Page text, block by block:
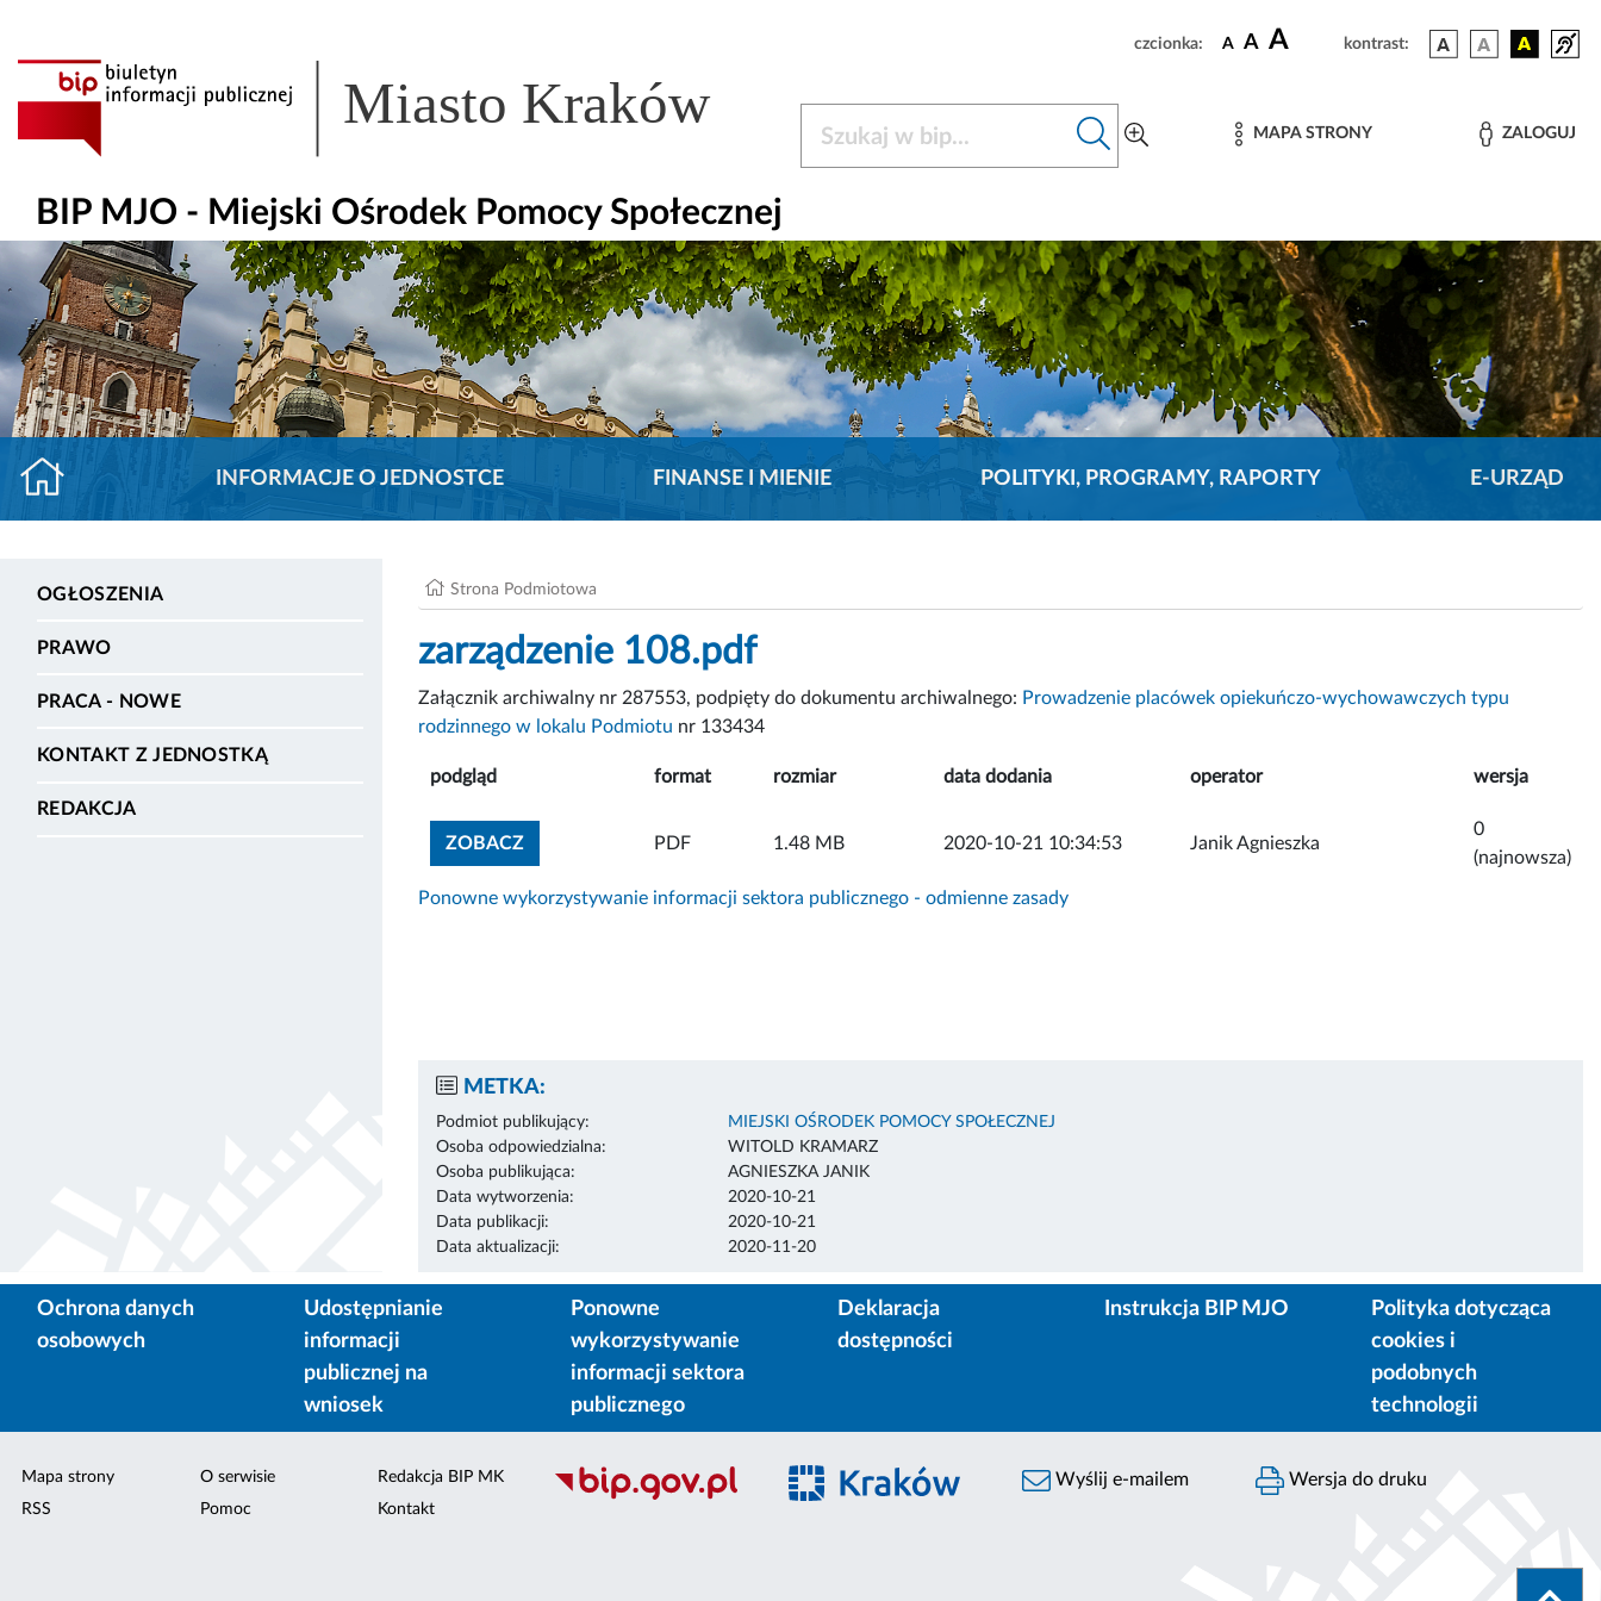
czcionka: A A A kontrast:
Miasto Kraków MAPA STRONY ZALOGUJ
BIP MJO - Miejski Ośrodek Pomocy Społecznej
INFORMACJE O JEDNOSTCE FINANSE I MIENIE POLITYKI, PROGRAMY, RAPORTY E-URZĄD
OGŁOSZENIA
PRAWO
PRACA - NOWE
KONTAKT Z JEDNOSTKĄ
REDAKCJA
Strona Podmiotowa
zarządzenie 108.pdf
Załącznik archiwalny nr 287553, podpięty do dokumentu archiwalnego: Prowadzenie placówek opiekuńczo-wychowawczych typu
rodzinnego w lokalu Podmiotu nr 133434
podgląd format rozmiar data dodania operator wersja
ZOBACZZOBACZ ZAŁĄCZNIK
PDF 1.48 MB 2020-10-21 10:34:53 Janik Agnieszka
0
(najnowsza)
Ponowne wykorzystywanie informacji sektora publicznego - odmienne zasady
METKA:
Podmiot publikujący:
MIEJSKI OŚRODEK POMOCY SPOŁECZNEJ
Osoba odpowiedzialna:
WITOLD KRAMARZ
Osoba publikująca:
AGNIESZKA JANIK
Data wytworzenia:
2020-10-21
Data publikacji:
2020-10-21
Data aktualizacji:
2020-11-20
Ochrona danych
osobowych
Udostępnianie
informacji
publicznej na
wniosek
Ponowne
wykorzystywanie
informacji sektora
publicznego
Deklaracja
dostępności
Instrukcja BIP MJO
Polityka dotycząca
cookies i
podobnych
technologii
Mapa strony
RSS
O serwisie
Pomoc
Redakcja BIP MK
Kontakt
Wyślij e-mailem Wersja do druku